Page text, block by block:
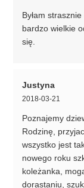
Byłam
bardzo wielkie
się.
Justyna
2018-03-21
Poznajemy
Rodzinę,
wszystko jest
nowego roku
koleżanka,
dorastaniu,